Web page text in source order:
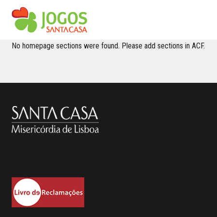
No homepage sections were found. Please add sections in ACF.